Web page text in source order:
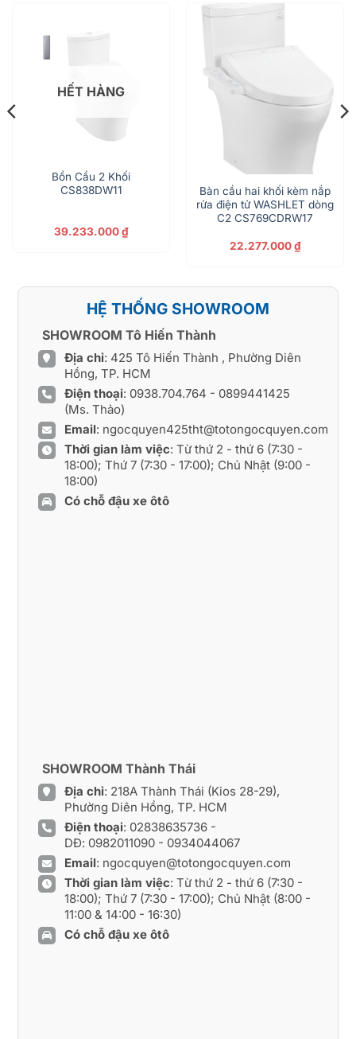
HẾT HÀNG
Bồn Cầu 2 Khối
CS838DW11
39.233.000₫
Bàn cầu hai khối kèm nắp
rửa điện tử WASHLET dòng
C2 CS769CDRW17
22.277.000₫
HỆ THỐNG SHOWROOM
SHOWROOM Tô Hiến Thành
Địa chỉ: 425 Tô Hiến Thành , Phường Diên
Hồng, TP. HCM
Điện thoại: 0938.704.764 - 0899441425
(Ms. Thảo)
Email: ngocquyen425tht@totongocquyen.com
Thời gian làm việc: Từ thứ 2 - thứ 6 (7:30 -
18:00); Thứ 7 (7:30 - 17:00); Chủ Nhật (9:00 -
18:00)
Có chỗ đậu xe ôtô
SHOWROOM Thành Thái
Địa chỉ: 218A Thành Thái (Kios 28-29),
Phường Diên Hồng, TP. HCM
Điện thoại: 02838635736 -
DĐ: 0982011090- 0934044067
Email: ngocquyen@totongocquyen.com
Thời gian làm việc: Từ thứ 2 - thứ 6 (7:30 -
18:00); Thứ 7 (7:30 - 17:00); Chủ Nhật (8:00 -
11:00 & 14:00 - 16:30)
Có chỗ đậu xe ôtô